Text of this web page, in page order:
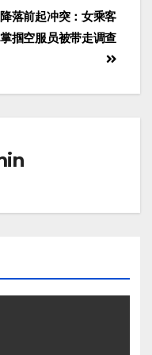
落前起冲突：女乘客
掴空服员被带走调查